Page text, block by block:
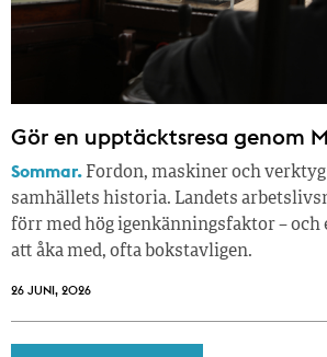
Gör en upptäcktsresa genom
Sommar. Fordon, maskiner och
samhällets historia. Landets
förr med hög igenkänningsfaktor – och
att åka med, ofta bokstavligen.
26 JUNI, 2026